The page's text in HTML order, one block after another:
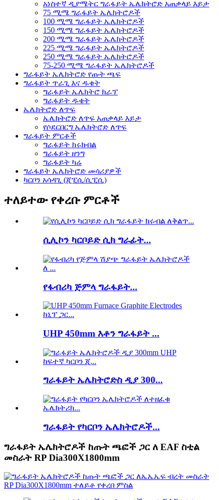
አነስተኛ ዲያሜትር ግራፋይት ኤሌክትሮድ አጠቃላይ እይታ
75 ሚሜ ግራፋይት ኤሌክትሮዶች
100 ሚሜ ግራፋይት ኤሌክትሮዶች
150 ሚሜ ግራፋይት ኤሌክትሮዶች
200 ሚሜ ግራፋይት ኤሌክትሮዶች
225 ሚሜ ግራፋይት ኤሌክትሮዶች
250 ሚሜ ግራፋይት ኤሌክትሮዶች
75-250 ሚሜ ግራፋይት ኤሌክትሮዶች
ግራፋይት ኤሌክትሮድ የጡት ጫፍ
ግራፋይት ጥራጊ እና ዱቄት
ግራፋይት ኤሌክትሮ ክራፕ
ግራፋይት ዱቄት
ኤሌክትሮድ ለጥፍ
ኤሌክትሮድ ለጥፍ አጠቃላይ እይታ
የሶደርበርግ ኤሌክትሮድ ለጥፍ
ግራፋይት ምርቶች
ግራፋይት ክሩክብል
ግራፋይት ዘንግ
ግራፋይት ካሬ
ግራፋይት ኤሌክትሮድ መሳሪያዎች
ካርቦን አሳዳጊ (ጂፒሲ/ሲፒሲ)
ተለይተው የቀረቡ ምርቶች
ሲሊኮን ካርቦይድ ሲክ ግራፊት...
የፋብሪካ ጅምላ ግራፋይት...
UHP 450mm እቶን ግራፋይት ...
ግራፋይት ኤሌክትሮድስ ዲያ 300...
ግራፋይት የካርቦን ኤሌክትሮዶች...
ግራፋይት ኤሌክትሮዶች ከጡት ጫፎች ጋር ለ EAF ስቲል
መስራት RP Dia300X1800mm